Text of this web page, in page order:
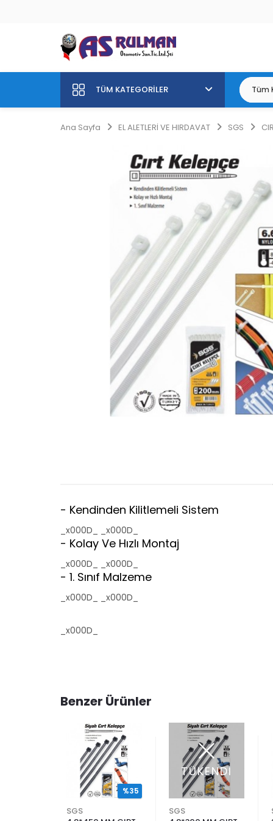
TÜM KATEGORILER
Ana Sayfa EL ALETLERİ VE HIRDAVAT SGS
- Kendinden Kilitlemeli Sistem
_x000D_ _x000D_
- Kolay Ve Hızlı Montaj
_x000D_ _x000D_
- 1. Sınıf Malzeme
_x000D_ _x000D_
_x000D_
Benzer Ürünler
SGS
%35
TÜKENDİ
SGS